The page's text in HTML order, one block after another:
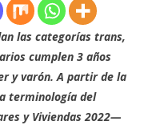
las categorías trans,
cumplen 3 años
y varón. A partir de la
terminología del
y Viviendas 2022—